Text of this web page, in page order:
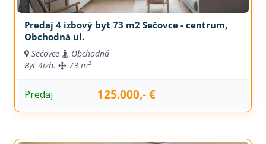
Predaj 4 izbový byt 73 m2 Sečovce - centrum,
Obchodná ul.
Sečovce
Obchodná
Byt 4izb. 73 m²
Predaj 125.000,- €